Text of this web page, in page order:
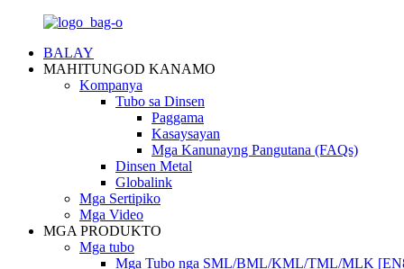
BALAY
MAHITUNGOD KANAMO
Kompanya
Tubo sa Dinsen
Paggama
Kasaysayan
Mga Kanunayng Pangutana (FAQs)
Dinsen Metal
Globalink
Mga Sertipiko
Mga Video
MGA PRODUKTO
Mga tubo
Mga Tubo nga SML/BML/KML/TML/MLK